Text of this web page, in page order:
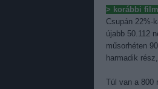
> korábbi
Csupán 22%-
újabb 50.112
műsorhéten
harmadik
Túl van a 800